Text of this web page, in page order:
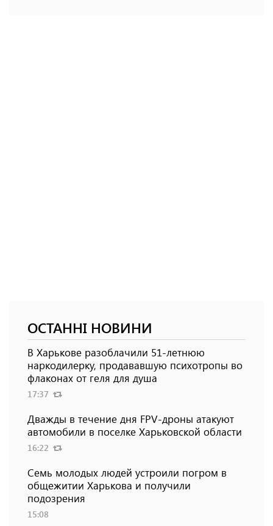
ОСТАННІ НОВИНИ
В Харькове разоблачили 51-летнюю
наркодилерку, продававшую психотропы во
флаконах от геля для душа
17:37
Дважды в течение дня FPV-дроны атакуют
автомобили в поселке Харьковской области
16:22
Семь молодых людей устроили погром в
общежитии Харькова и получили
подозрения
15:08